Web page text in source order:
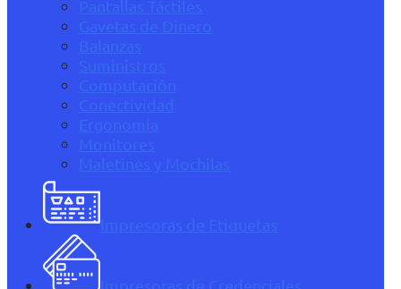
Pantallas Táctiles
Gavetas de Dinero
Balanzas
Suministros
Computación
Conectividad
Ergonomía
Monitores
Maletines y Mochilas
Impresoras de Etiquetas
Impresoras de Credenciales